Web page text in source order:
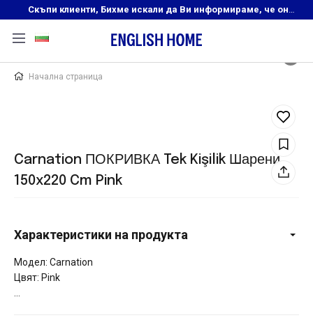
Скъпи клиенти, Бихме искали да Ви информираме, че онлайн магазинът на English Home преустановява своята дейност. Прекрасният ни и усмихнат екип ,Ви очаква в нашите физически магазини, където ще откриете любимите си продукти! Благодарим Ви, че сте част от семейството на Еnglish Home!
Начална страница
Carnation ПОКРИВКА Tek Kişilik Шарени
150x220 Cm Pink
Характеристики на продукта
Модел: Carnation
Цвят: Pink